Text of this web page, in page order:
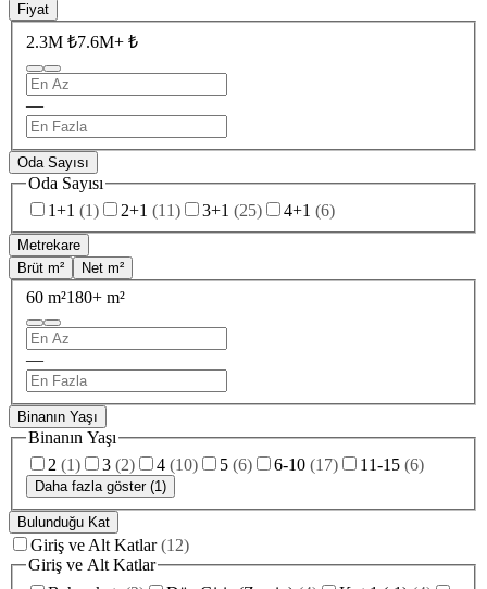
Fiyat
2.3M ₺7.6M+ ₺
—
Oda Sayısı
Oda Sayısı
1+1 (1) 2+1 (11) 3+1 (25) 4+1 (6)
Metrekare
Brüt m²
Net m²
60 m²180+ m²
—
Binanın Yaşı
Binanın Yaşı
2 (1) 3 (2) 4 (10) 5 (6) 6-10 (17) 11-15 (6)
Daha fazla göster (1)
Bulunduğu Kat
Giriş ve Alt Katlar (12)
Giriş ve Alt Katlar